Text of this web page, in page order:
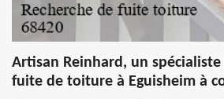
Artisan Reinhard, un
fuite de toiture à Eguisheim à